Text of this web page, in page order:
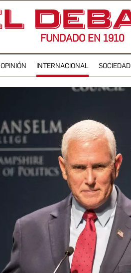
FUNDADO EN 1910
OPINIÓN INTERNACIONAL SOCIEDAD